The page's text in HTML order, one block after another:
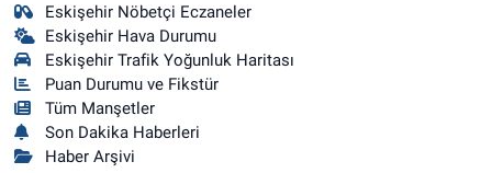
Eskişehir Nöbetçi Eczaneler
Eskişehir Hava Durumu
Eskişehir Trafik Yoğunluk Haritası
Puan Durumu ve Fikstür
Tüm Manşetler
Son Dakika Haberleri
Haber Arşivi